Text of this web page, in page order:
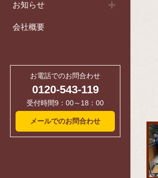
お知らせ
会社概要
お電話でのお問合わせ
0120-543-119
受付時間9：00～18：00
メールでのお問合わせ